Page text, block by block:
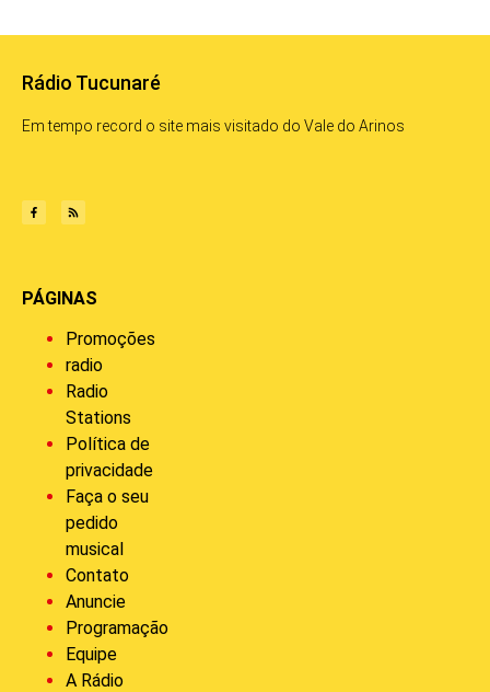
Rádio Tucunaré
Em tempo record o site mais visitado do Vale do Arinos
PÁGINAS
Promoções
radio
Radio
Stations
Política de
privacidade
Faça o seu
pedido
musical
Contato
Anuncie
Programação
Equipe
A Rádio